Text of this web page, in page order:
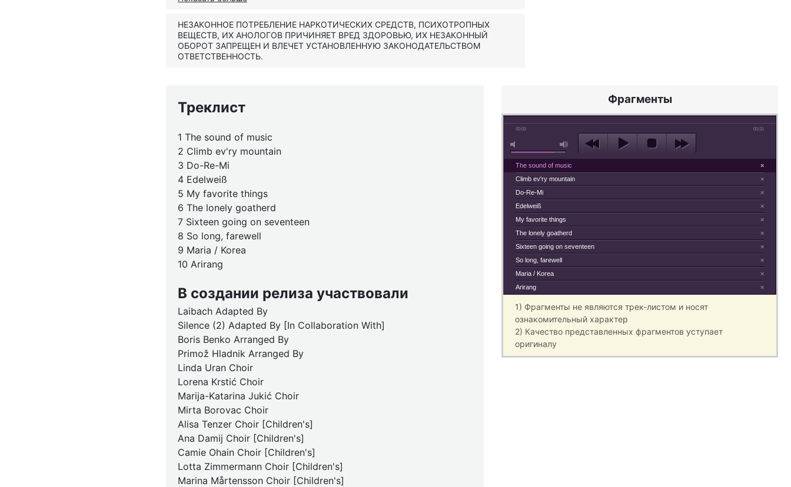
НЕЗАКОННОЕ ПОТРЕБЛЕНИЕ НАРКОТИЧЕСКИХ СРЕДСТВ, ПСИХОТРОПНЫХ
ВЕЩЕСТВ, ИХ АНОЛОГОВ ПРИЧИНЯЕТ ВРЕД ЗДОРОВЬЮ, ИХ НЕЗАКОННЫЙ
ОБОРОТ ЗАПРЕЩЕН И ВЛЕЧЕТ УСТАНОВЛЕННУЮ ЗАКОНОДАТЕЛЬСТВОМ
ОТВЕТСТВЕННОСТЬ.
Треклист
1 The sound of music
2 Climb ev'ry mountain
3 Do-Re-Mi
4 Edelweiß
5 My favorite things
6 The lonely goatherd
7 Sixteen going on seventeen
8 So long, farewell
9 Maria / Korea
10 Arirang
В создании релиза участвовали
Laibach Adapted By
Silence (2) Adapted By [In Collaboration With]
Boris Benko Arranged By
Primož Hladnik Arranged By
Linda Uran Choir
Lorena Krstić Choir
Marija-Katarina Jukić Choir
Mirta Borovac Choir
Alisa Tenzer Choir [Children's]
Ana Damij Choir [Children's]
Camie Ohain Choir [Children's]
Lotta Zimmermann Choir [Children's]
Marina Mårtensson Choir [Children's]
Фрагменты
00:00 00:31
×
The sound of music
×
Climb ev'ry mountain
×
Do-Re-Mi
×
Edelweiß
×
My favorite things
×
The lonely goatherd
×
Sixteen going on seventeen
×
So long, farewell
×
Maria / Korea
×
Arirang
1) Фрагменты не являются трек-листом и носят
ознакомительный характер
2) Качество представленных фрагментов уступает
оригиналу